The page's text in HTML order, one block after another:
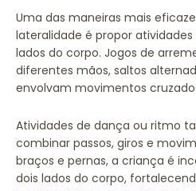
Uma das maneiras mais
lateralidade é propor
lados do corpo. Jogos de
diferentes mãos, saltos
envolvam movimentos
Atividades de dança ou ritmo
combinar passos, giros e
braços e pernas, a criança é
dois lados do corpo,